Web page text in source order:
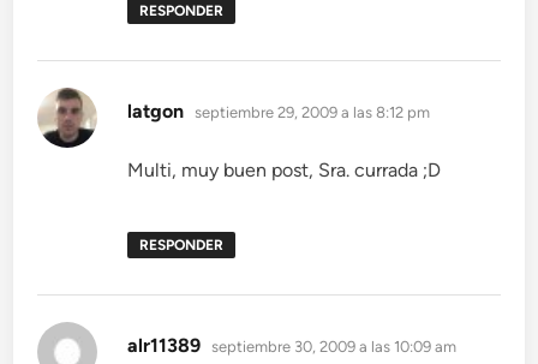
RESPONDER
latgon dice:
septiembre 29, 2009 a las 8:12 pm
Multi, muy buen post, Sra. currada ;D
RESPONDER
alr11389 dice:
septiembre 30, 2009 a las 10:09 am